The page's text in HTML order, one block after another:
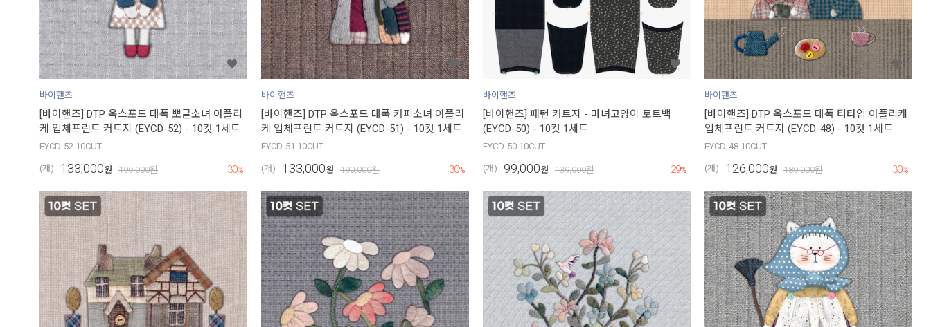
바이핸즈
[바이핸즈] DTP 옥스포드 대폭 뽀글소녀 아플리
케 입체프린트 커트지 (EYCD-52) - 10컷 1세트
EYCD-52 10CUT
(개) 133,000원 190,000원 30%
바이핸즈
[바이핸즈] DTP 옥스포드 대폭 커피소녀 아플리
케 입체프린트 커트지 (EYCD-51) - 10컷 1세트
EYCD-51 10CUT
(개) 133,000원 190,000원 30%
바이핸즈
[바이핸즈] 패턴 커트지 - 마녀고양이 토트백
(EYCD-50) - 10컷 1세트
EYCD-50 10CUT
(개) 99,000원 139,000원 29%
바이핸즈
[바이핸즈] DTP 옥스포드 대폭 티타임 아플리케
입체프린트 커트지 (EYCD-48) - 10컷 1세트
EYCD-48 10CUT
(개) 126,000원 180,000원 30%